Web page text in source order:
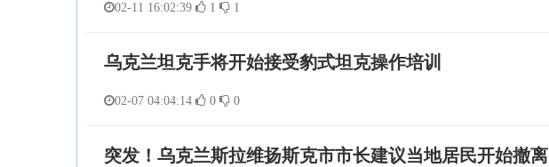
02-11 16:02:39 1 1
乌克兰坦克手将开始接受豹式坦克操作培训
02-07 04:04:14 0 0
突发！乌克兰斯拉维扬斯克市市长建议当地居民开始撤离